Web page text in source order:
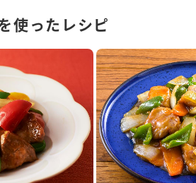
使ったレシピ